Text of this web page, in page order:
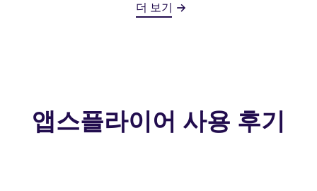
더 보기
앱스플라이어 사용 후기